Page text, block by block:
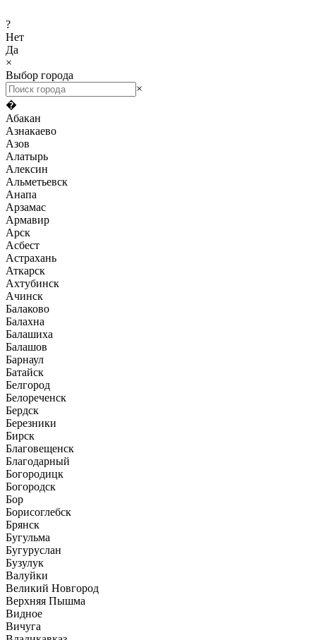
?
Нет
Да
×
Выбор города
×
�
Абакан
Азнакаево
Азов
Алатырь
Алексин
Альметьевск
Анапа
Арзамас
Армавир
Арск
Асбест
Астрахань
Аткарск
Ахтубинск
Ачинск
Балаково
Балахна
Балашиха
Балашов
Барнаул
Батайск
Белгород
Белореченск
Бердск
Березники
Бирск
Благовещенск
Благодарный
Богородицк
Богородск
Бор
Борисоглебск
Брянск
Бугульма
Бугуруслан
Бузулук
Валуйки
Великий Новгород
Верхняя Пышма
Видное
Вичуга